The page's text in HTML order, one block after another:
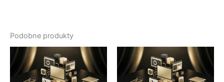
Podobne produkty